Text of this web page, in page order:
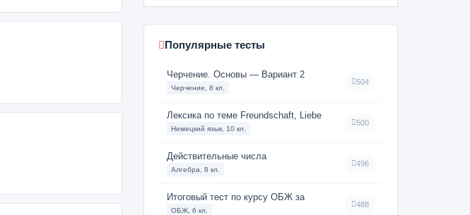
Популярные тесты
Черчение. Основы — Вариант 2
Черчение, 8 кл.
504
Лексика по теме Freundschaft, Liebe
Немецкий язык, 10 кл.
500
Действительные числа
Алгебра, 8 кл.
496
Итоговый тест по курсу ОБЖ за
ОБЖ, 6 кл.
488